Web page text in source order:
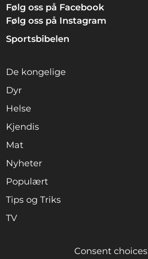
Følg oss på Facebook
Følg oss på Instagram
Sportsbibelen
De kongelige
Dyr
Helse
Kjendis
Mat
Nyheter
Populært
Tips og Triks
TV
Consent choices